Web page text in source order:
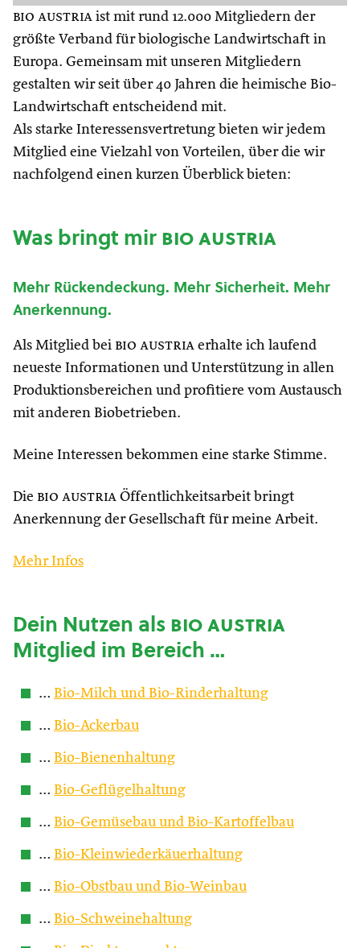
bio austria ist mit rund 12.000 Mitgliedern der
größte Verband für biologische Landwirtschaft in
Europa. Gemeinsam mit unseren Mitgliedern
gestalten wir seit über 40 Jahren die heimische Bio-
Landwirtschaft entscheidend mit.
Als starke Interessensvertretung bieten wir jedem
Mitglied eine Vielzahl von Vorteilen, über die wir
nachfolgend einen kurzen Überblick bieten:
Was bringt mirbio austria
Mehr Rückendeckung. Mehr Sicherheit. Mehr
Anerkennung.
Als Mitglied bei bio austria erhalte ich laufend
neueste Informationen und Unterstützung in allen
Produktionsbereichen und profitiere vom Austausch
mit anderen Biobetrieben.
Meine Interessen bekommen eine starke Stimme.
Die bio austria Öffentlichkeitsarbeit bringt
Anerkennung der Gesellschaft für meine Arbeit.
Mehr Infos
Dein Nutzen alsbio austria
Mitglied im Bereich …
… Bio-Milch und Bio-Rinderhaltung
… Bio-Ackerbau
… Bio-Bienenhaltung
… Bio-Geflügelhaltung
… Bio-Gemüsebau und Bio-Kartoffelbau
… Bio-Kleinwiederkäuerhaltung
… Bio-Obstbau und Bio-Weinbau
… Bio-Schweinehaltung